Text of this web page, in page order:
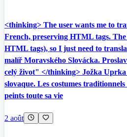
<thinking> The user wants me to
French, preserving HTML tags.
HTML tags), so I just need to
malíř Moravského Slovácka.
celý život" </thinking> Jožka
slovaque. Les costumes
peints toute sa vie
2 août